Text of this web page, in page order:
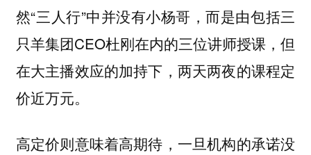
然“三人行”中并没有小杨哥，而是由包括三
只羊集团CEO杜刚在内的三位讲师授课，但
在大主播效应的加持下，两天两夜的课程定
价近万元。
高定价则意味着高期待，一旦机构的承诺没